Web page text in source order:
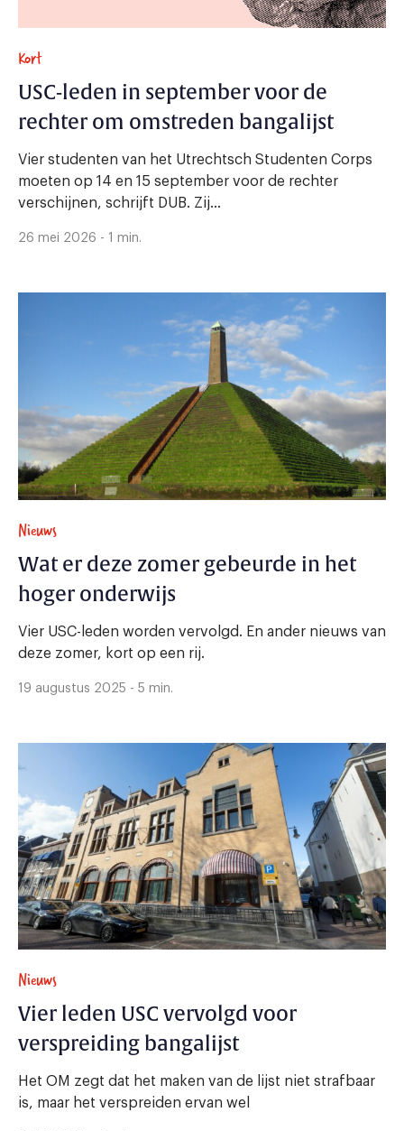
Kort
USC-leden in september voor de
rechter om omstreden bangalijst
Vier studenten van het Utrechtsch Studenten Corps
moeten op 14 en 15 september voor de rechter
verschijnen, schrijft DUB. Zij...
26 mei 2026 - 1 min.
Nieuws
Wat er deze zomer gebeurde in het
hoger onderwijs
Vier USC-leden worden vervolgd. En ander nieuws van
deze zomer, kort op een rij.
19 augustus 2025 - 5 min.
Nieuws
Vier leden USC vervolgd voor
verspreiding bangalijst
Het OM zegt dat het maken van de lijst niet strafbaar
is, maar het verspreiden ervan wel